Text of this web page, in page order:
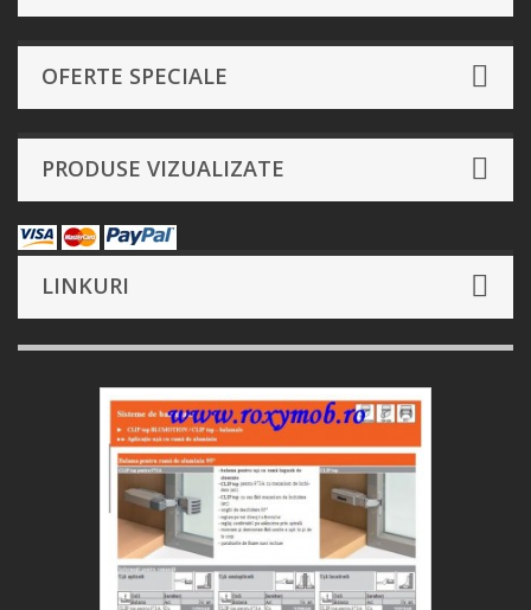
OFERTE SPECIALE
PRODUSE VIZUALIZATE
LINKURI